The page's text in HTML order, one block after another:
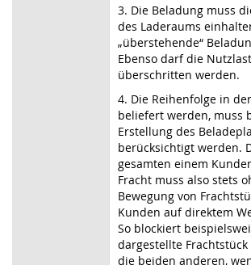
3. Die Beladung muss
des Laderaums
„überstehende“
Ebenso darf die
überschritten werden.
4. Die Reihenfolge in
beliefert werden, muss
Erstellung des
berücksichtigt werden.
gesamten einem
Fracht muss also stets
Bewegung von
Kunden auf direktem
So blockiert
dargestellte
die beiden anderen,